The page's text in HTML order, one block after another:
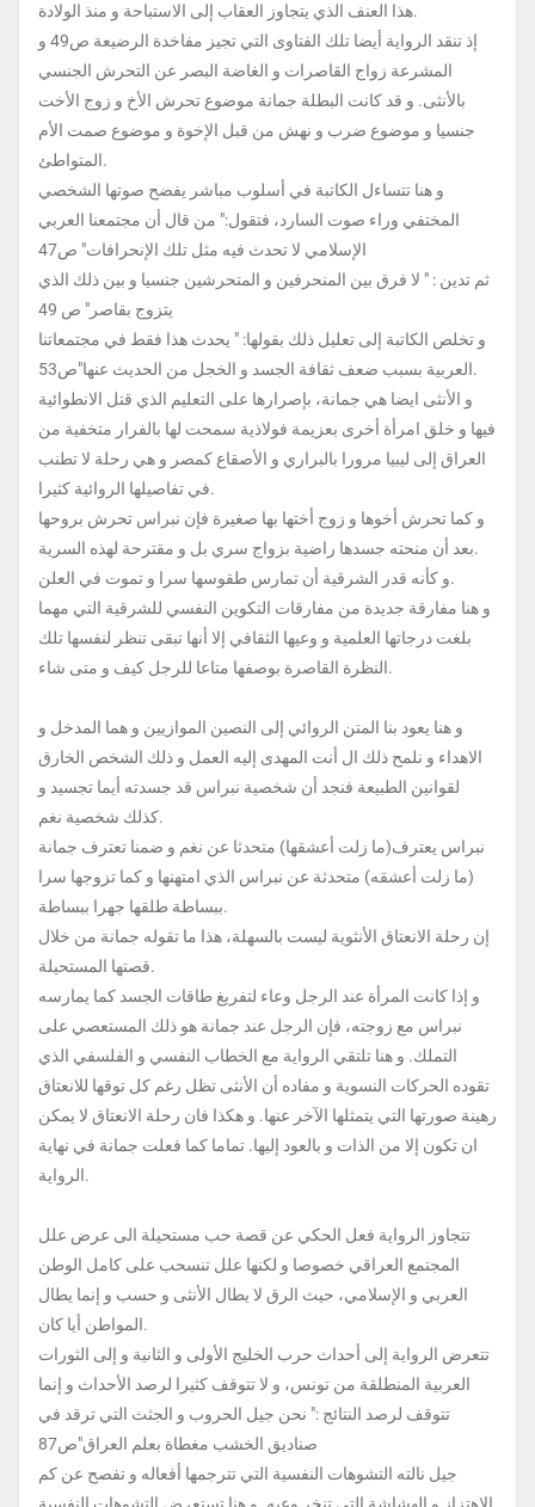
هذا العنف الذي يتجاوز العقاب إلى الاستباحة و منذ الولادة.
إذ تنقد الرواية أيضا تلك الفتاوى التي تجيز مفاخدة الرضيعة ص49 و
المشرعة زواج القاصرات و الغاضة البصر عن التحرش الجنسي
بالأنثى. و قد كانت البطلة جمانة موضوع تحرش الأخ و زوج الأخت
جنسيا و موضوع ضرب و نهش من قبل الإخوة و موضوع صمت الأم
المتواطئ.
و هنا تتساءل الكاتبة في أسلوب مباشر يفضح صوتها الشخصي
المختفي وراء صوت السارد، فتقول:" من قال أن مجتمعنا العربي
الإسلامي لا تحدث فيه مثل تلك الإنحرافات" ص47
ثم تدين : " لا فرق بين المنحرفين و المتحرشين جنسيا و بين ذلك الذي
يتزوج بقاصر" ص 49
و تخلص الكاتبة إلى تعليل ذلك بقولها: " يحدث هذا فقط في مجتمعاتنا
العربية بسبب ضعف ثقافة الجسد و الخجل من الحديث عنها"ص53.
و الأنثى ايضا هي جمانة، بإصرارها على التعليم الذي قتل الانطوائية
فيها و خلق امرأة أخرى بعزيمة فولاذية سمحت لها بالفرار متخفية من
العراق إلى ليبيا مرورا بالبراري و الأصقاع كمصر و هي رحلة لا تطنب
في تفاصيلها الروائية كثيرا.
و كما تحرش أخوها و زوج أختها بها صغيرة فإن نبراس تحرش بروحها
بعد أن منحته جسدها راضية بزواج سري بل و مقترحة لهذه السرية.
و كأنه قدر الشرقية أن تمارس طقوسها سرا و تموت في العلن.
و هنا مفارقة جديدة من مفارقات التكوين النفسي للشرقية التي مهما
بلغت درجاتها العلمية و وعيها الثقافي إلا أنها تبقى تنظر لنفسها تلك
النظرة القاصرة بوصفها متاعا للرجل كيف و متى شاء.
و هنا يعود بنا المتن الروائي إلى النصين الموازيين و هما المدخل و
الاهداء و نلمح ذلك ال أنت المهدى إليه العمل و ذلك الشخص الخارق
لقوانين الطبيعة فنجد أن شخصية نبراس قد جسدته أيما تجسيد و
كذلك شخصية نغم.
نبراس يعترف(ما زلت أعشقها) متحدثا عن نغم و ضمنا تعترف جمانة
(ما زلت أعشقه) متحدثة عن نبراس الذي امتهنها و كما تزوجها سرا
ببساطة طلقها جهرا ببساطة.
إن رحلة الانعتاق الأنثوية ليست بالسهلة، هذا ما تقوله جمانة من خلال
قصتها المستحيلة.
و إذا كانت المرأة عند الرجل وعاء لتفريغ طاقات الجسد كما يمارسه
نبراس مع زوجته، فإن الرجل عند جمانة هو ذلك المستعصي على
التملك. و هنا تلتقي الرواية مع الخطاب النفسي و الفلسفي الذي
تقوده الحركات النسوية و مفاده أن الأنثى تظل رغم كل توقها للانعتاق
رهينة صورتها التي يتمثلها الآخر عنها. و هكذا فان رحلة الانعتاق لا يمكن
ان تكون إلا من الذات و بالعود إليها. تماما كما فعلت جمانة في نهاية
الرواية.
تتجاوز الرواية فعل الحكي عن قصة حب مستحيلة الى عرض علل
المجتمع العراقي خصوصا و لكنها علل تنسحب على كامل الوطن
العربي و الإسلامي، حيث الرق لا يطال الأنثى و حسب و إنما يطال
المواطن أيا كان.
تتعرض الرواية إلى أحداث حرب الخليج الأولى و الثانية و إلى الثورات
العربية المنطلقة من تونس، و لا تتوقف كثيرا لرصد الأحداث و إنما
تتوقف لرصد النتائج :" نحن جيل الحروب و الجثث التي ترقد في
صناديق الخشب مغطاة بعلم العراق"ص87
جيل نالته التشوهات النفسية التي تترجمها أفعاله و تفصح عن كم